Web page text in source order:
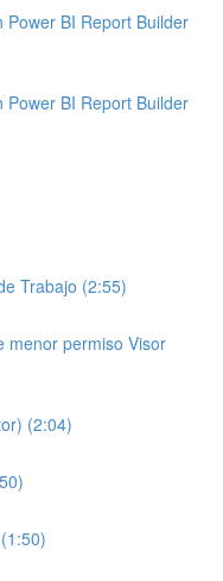
BI Report Builder
BI Report Builder
Trabajo (2:55)
menor permiso Visor
(2:04)